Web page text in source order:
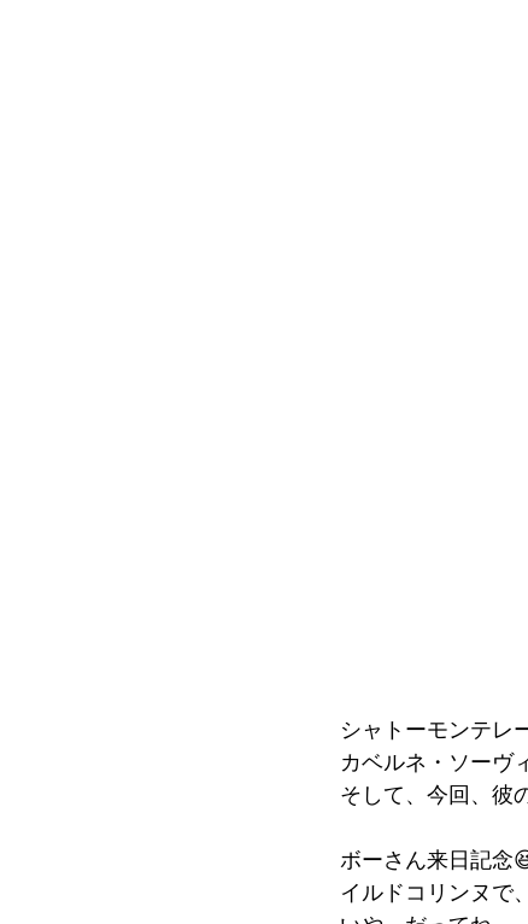
シャトーモンテレ
カベルネ・ソーヴ
そして、今回、彼
ボーさん来日記念
イルドコリンヌで